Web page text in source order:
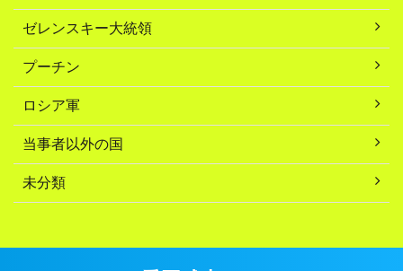
ゼレンスキー大統領
プーチン
ロシア軍
当事者以外の国
未分類